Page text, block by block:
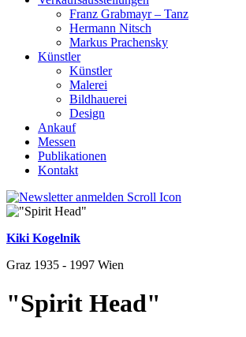
Franz Grabmayr – Tanz
Hermann Nitsch
Markus Prachensky
Künstler
Künstler
Malerei
Bildhauerei
Design
Ankauf
Messen
Publikationen
Kontakt
Kiki Kogelnik
Graz 1935 - 1997 Wien
"Spirit Head"